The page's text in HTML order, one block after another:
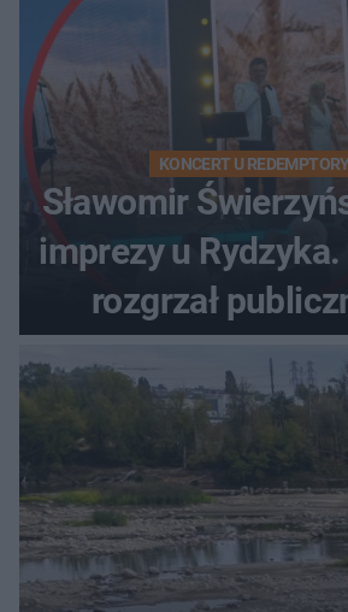
KONCERT U
Sławomir
imprezy u Rydzyka.
rozgrzał
Toruniu